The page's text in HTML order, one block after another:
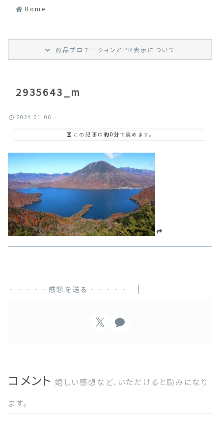
Home
商品プロモーション と PR 表示 について
2935643_m
2024.01.06
この記事は 約0分 で読めます。
‐‐‐‐‐感想を送る‐‐‐‐‐
コメント 嬉しい感想など、いただけると励みになり
ます。